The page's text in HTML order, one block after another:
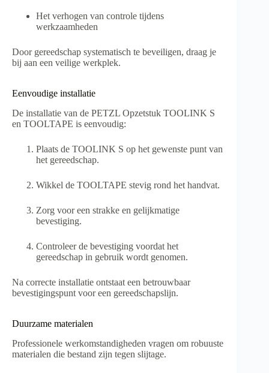
Het verhogen van controle tijdens
werkzaamheden
Door gereedschap systematisch te beveiligen, draag je
bij aan een veilige werkplek.
Eenvoudige installatie
De installatie van de PETZL Opzetstuk TOOLINK S
en TOOLTAPE is eenvoudig:
Plaats de TOOLINK S op het gewenste punt van
het gereedschap.
Wikkel de TOOLTAPE stevig rond het handvat.
Zorg voor een strakke en gelijkmatige
bevestiging.
Controleer de bevestiging voordat het
gereedschap in gebruik wordt genomen.
Na correcte installatie ontstaat een betrouwbaar
bevestigingspunt voor een gereedschapslijn.
Duurzame materialen
Professionele werkomstandigheden vragen om robuuste
materialen die bestand zijn tegen slijtage.